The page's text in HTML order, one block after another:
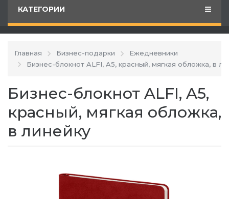
КАТЕГОРИИ
Главная Бизнес-подарки
Ежедневники
Бизнес-блокнот ALFI, A5, красный, мягкая обложка, в
Бизнес-блокнот ALFI, A5,
красный, мягкая обложка,
в линейку